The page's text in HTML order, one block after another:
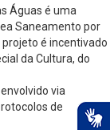
Águas é uma
Saneamento por
é incentivado
da Cultura, do
via
de